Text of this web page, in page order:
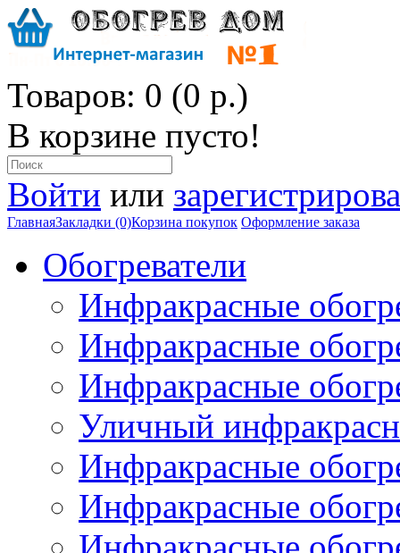
Товаров: 0 (0 р.)
В корзине пусто!
Войти или
ГлавнаяЗакладки (0)Корзина покупок Оформление заказа
Обогреватели
Инфракрасные
Инфракрасные
Инфракрасные
Уличный
Инфракрасные
Инфракрасные